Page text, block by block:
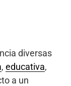
diversas
, educativa,
a un